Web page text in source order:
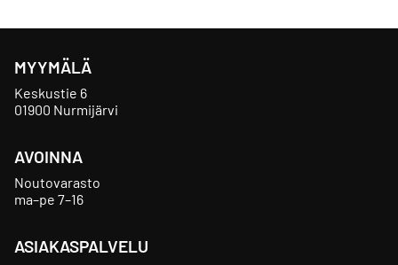
MYYMÄLÄ
Keskustie 6
01900 Nurmijärvi
AVOINNA
Noutovarasto
ma–pe 7–16
ASIAKASPALVELU